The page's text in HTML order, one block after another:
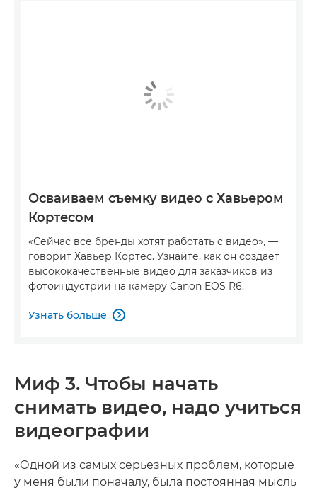
Осваиваем съемку видео с Хавьером
Кортесом
«Сейчас все бренды хотят работать с видео», —
говорит Хавьер Кортес. Узнайте, как он создает
высококачественные видео для заказчиков из
фотоиндустрии на камеру Canon EOS R6.
Узнать больше 
Миф 3. Чтобы начать
снимать видео, надо учиться
видеографии
«Одной из самых серьезных проблем, которые
у меня были поначалу, была постоянная мысль